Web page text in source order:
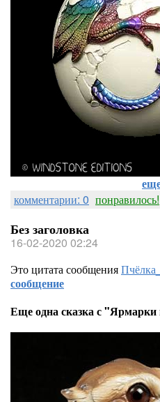
комментарии: 0 понравилось!
Без заголовка
16-02-2020 02:24
Это цитата сообщения
сообщение
Еще одна сказка с "Ярмарки